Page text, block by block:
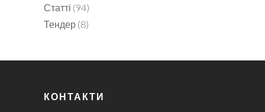
Статті (94)
Тендер (8)
КОНТАКТИ